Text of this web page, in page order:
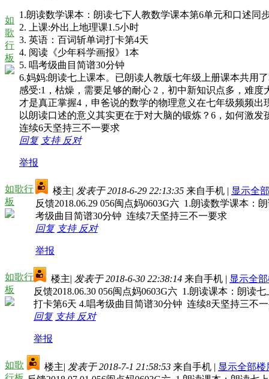
如
歌
行
板
1.朗读数学课本：朗读七下人教数学课本第6单元和口述同
2. 上课:外出上地理课1.5小时
3. 英语：百词斩单词打卡第4天
4. 阅读《少年科学画报》1本
5. 唱考级曲目简谱30分钟
6.妈妈:朗读七上课本。已朗读人教版七年级上册课本共用
感受:1，枯燥，需要足够的耐心 2，初中新知识点多，难
才是真正掌握4，申爸说的数学的物理意义在七年级频频
以朗读口述的意义其实更在于对大脑的锻炼？6，如何激
连续6天坚持三不一要求
回复 支持 反对
举报
如歌行
板
楼主| 发表于 2018-6-29 22:13:35 来自手机 | 显示全
反馈2018.06.29 056闽点妈0603G六 1.朗读数学课本
考级曲目简谱30分钟 连续7天坚持三不一要求
回复 支持 反对
举报
如歌行
板
楼主| 发表于 2018-6-30 22:38:14 来自手机 | 显示全
反馈2018.06.30 056闽点妈0603G六 1.朗读课本：朗读
打卡第6天 4.唱考级曲目简谱30分钟 连续8天坚持三不
回复 支持 反对
举报
如歌
楼主| 发表于 2018-7-1 21:58:53 来自手机 | 显示全部楼